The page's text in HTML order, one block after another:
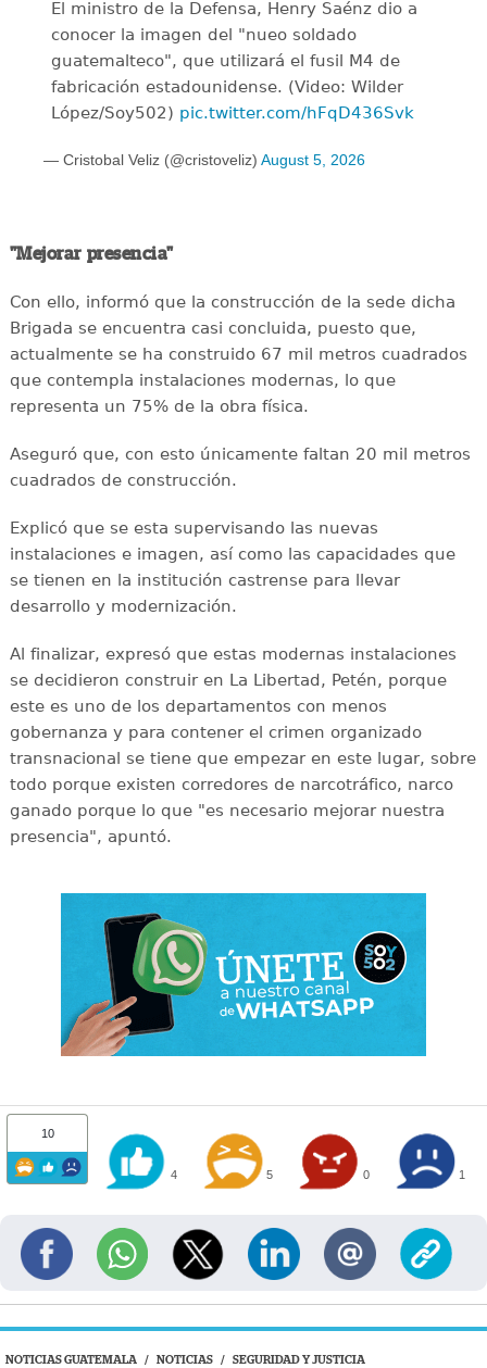
El ministro de la Defensa, Henry Saénz dio a
conocer la imagen del "nueo soldado
guatemalteco", que utilizará el fusil M4 de
fabricación estadounidense. (Video: Wilder
López/Soy502) pic.twitter.com/hFqD436Svk
— Cristobal Veliz (@cristoveliz) August 5, 2026
"Mejorar presencia"
Con ello, informó que la construcción de la sede dicha
Brigada se encuentra casi concluida, puesto que,
actualmente se ha construido 67 mil metros cuadrados
que contempla instalaciones modernas, lo que
representa un 75% de la obra física.
Aseguró que, con esto únicamente faltan 20 mil metros
cuadrados de construcción.
Explicó que se esta supervisando las nuevas
instalaciones e imagen, así como las capacidades que
se tienen en la institución castrense para llevar
desarrollo y modernización.
Al finalizar, expresó que estas modernas instalaciones
se decidieron construir en La Libertad, Petén, porque
este es uno de los departamentos con menos
gobernanza y para contener el crimen organizado
transnacional se tiene que empezar en este lugar, sobre
todo porque existen corredores de narcotráfico, narco
ganado porque lo que "es necesario mejorar nuestra
presencia", apuntó.
10
4 5 0 1
NOTICIAS GUATEMALA / NOTICIAS / SEGURIDAD Y JUSTICIA